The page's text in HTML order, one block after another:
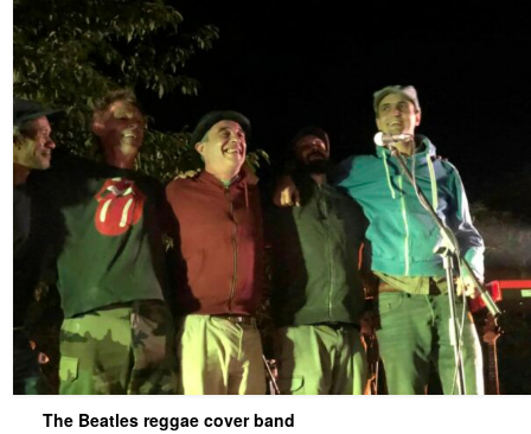
Infos Pratiques
The Beatles reggae cover band